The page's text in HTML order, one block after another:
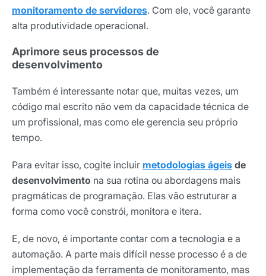
monitoramento de servidores. Com ele, você garante
alta produtividade operacional.
Aprimore seus processos de
desenvolvimento
Também é interessante notar que, muitas vezes, um
código mal escrito não vem da capacidade técnica de
um profissional, mas como ele gerencia seu próprio
tempo.
Para evitar isso, cogite incluir metodologias ágeis de
desenvolvimento na sua rotina ou abordagens mais
pragmáticas de programação. Elas vão estruturar a
forma como você constrói, monitora e itera.
E, de novo, é importante contar com a tecnologia e a
automação. A parte mais difícil nesse processo é a de
implementação da ferramenta de monitoramento, mas